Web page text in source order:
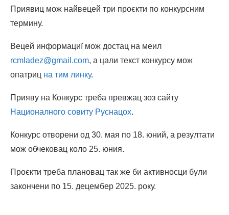
Приявиц мож найвецей три проєкти по конкурсним
термину.
Вецей информациї мож достац на меил
rcmladez@gmail.com, а цали текст конкурсу мож
опатриц на тим линку.
Прияву на Конкурс треба превжац зоз сайту
Националного совиту Руснацох.
Конкурс отворени од 30. мая по 18. юний, а резултати
мож обчековац коло 25. юния.
Проєкти треба плановац так же би активносци були
закончени по 15. децембер 2025. року.